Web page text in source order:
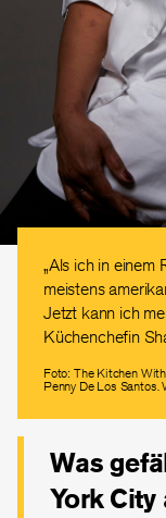
„Als ich in einem
meistens
Jetzt kann ich
Küchenchefin
Foto: The Kitchen
Penny De Los
Was
York City